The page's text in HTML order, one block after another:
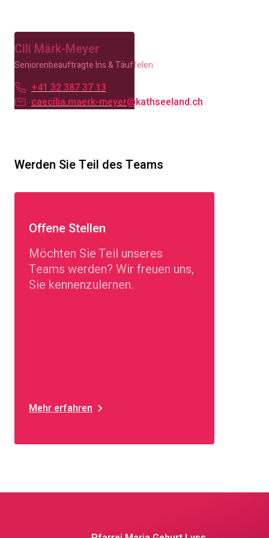
Cili Märk-Meyer
Seniorenbeauftragte Ins & Täuffelen
+41 32 387 37 13
caecilia.maerk-meyer@kathseeland.ch
Werden Sie Teil des Teams
Offene Stellen
Möchten Sie Teil unseres
Teams werden? Wir freuen uns,
Sie kennenzulernen.
Mehr erfahren